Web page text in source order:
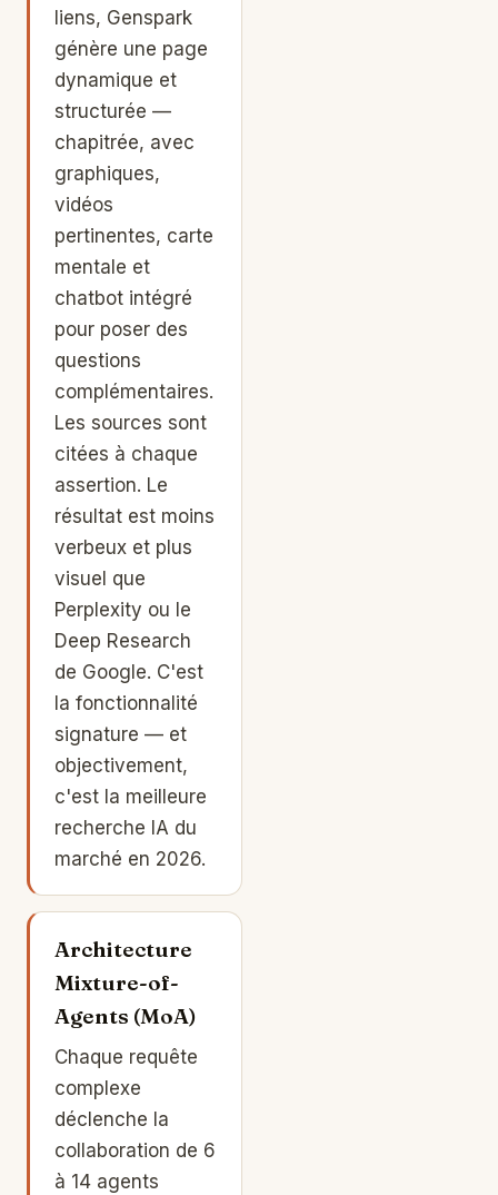
liens, Genspark
génère une page
dynamique et
structurée —
chapitrée, avec
graphiques,
vidéos
pertinentes, carte
mentale et
chatbot intégré
pour poser des
questions
complémentaires.
Les sources sont
citées à chaque
assertion. Le
résultat est moins
verbeux et plus
visuel que
Perplexity ou le
Deep Research
de Google. C'est
la fonctionnalité
signature — et
objectivement,
c'est la meilleure
recherche IA du
marché en 2026.
Architecture
Mixture-of-
Agents (MoA)
Chaque requête
complexe
déclenche la
collaboration de 6
à 14 agents